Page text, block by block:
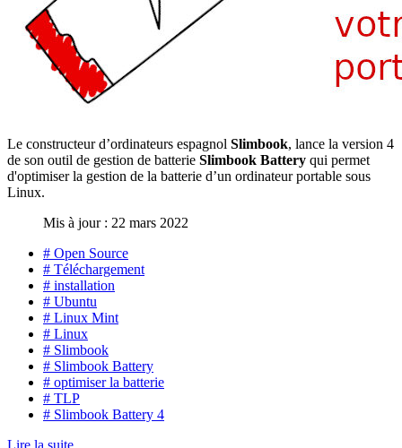
Le constructeur d’ordinateurs espagnol Slimbook, lance la version 4
de son outil de gestion de batterie Slimbook Battery qui permet
d'optimiser la gestion de la batterie d’un ordinateur portable sous
Linux.
Mis à jour : 22 mars 2022
# Open Source
# Téléchargement
# installation
# Ubuntu
# Linux Mint
# Linux
# Slimbook
# Slimbook Battery
# optimiser la batterie
# TLP
# Slimbook Battery 4
Lire la suite